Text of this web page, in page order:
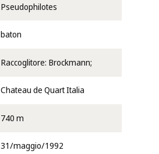
Pseudophilotes
baton
Raccoglitore: Brockmann;
Chateau de Quart Italia
740 m
31/maggio/1992